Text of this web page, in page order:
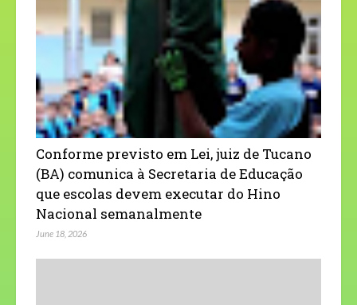
Conforme previsto em Lei, juiz de Tucano
(BA) comunica à Secretaria de Educação
que escolas devem executar do Hino
Nacional semanalmente
June 18, 2026